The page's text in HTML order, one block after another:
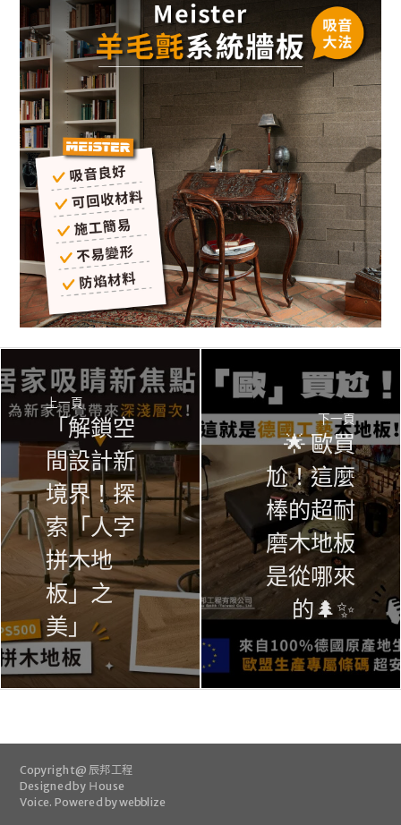
上一頁
「解鎖空
間設計新
境界！探
索「人字
拼木地
板」之
美」
下一頁
🌟 歐買
尬！這麼
棒的超耐
磨木地板
是從哪來
的🌲✨
Copyright @ 辰邦工程
Designed by Ｈouse
Voice.Powered by webblize